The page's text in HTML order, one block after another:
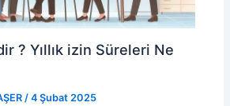
? Yıllık izin Süreleri Ne
/4 Şubat 2025